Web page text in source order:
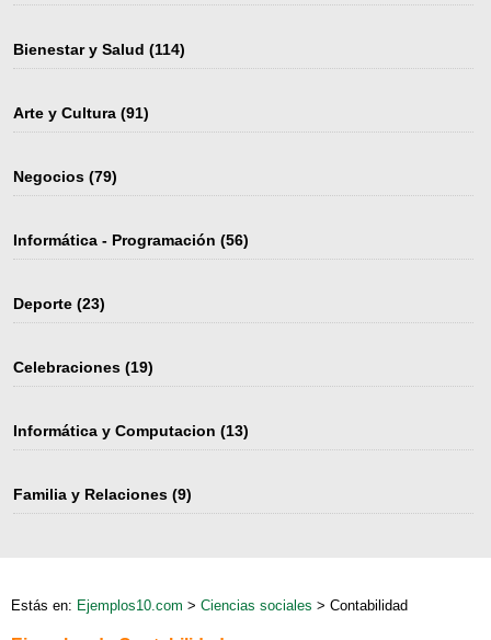
Bienestar y Salud (114)
Arte y Cultura (91)
Negocios (79)
Informática - Programación (56)
Deporte (23)
Celebraciones (19)
Informática y Computacion (13)
Familia y Relaciones (9)
Estás en: Ejemplos10.com > Ciencias sociales > Contabilidad